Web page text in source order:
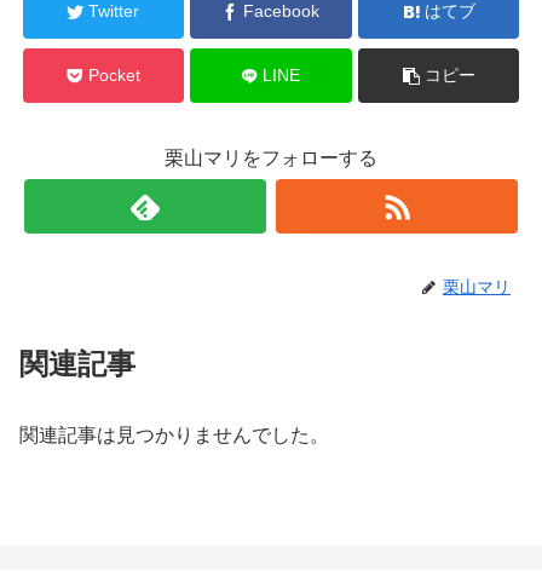
Twitter Facebook はてブ
Pocket LINE コピー
栗山マリをフォローする
栗山マリ
関連記事
関連記事は見つかりませんでした。